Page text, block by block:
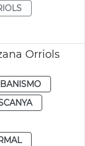
Orriols